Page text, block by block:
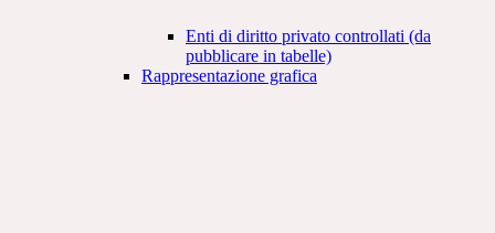
Enti di diritto privato controllati (da
pubblicare in tabelle)
Rappresentazione grafica